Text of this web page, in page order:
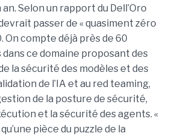
Selon un rapport du Dell’Oro
passer de « quasiment zéro
On compte déjà près de 60
ce domaine proposant des
la sécurité des modèles et des
de l’IA et au red teaming,
de la posture de sécurité,
et la sécurité des agents. «
pièce du puzzle de la